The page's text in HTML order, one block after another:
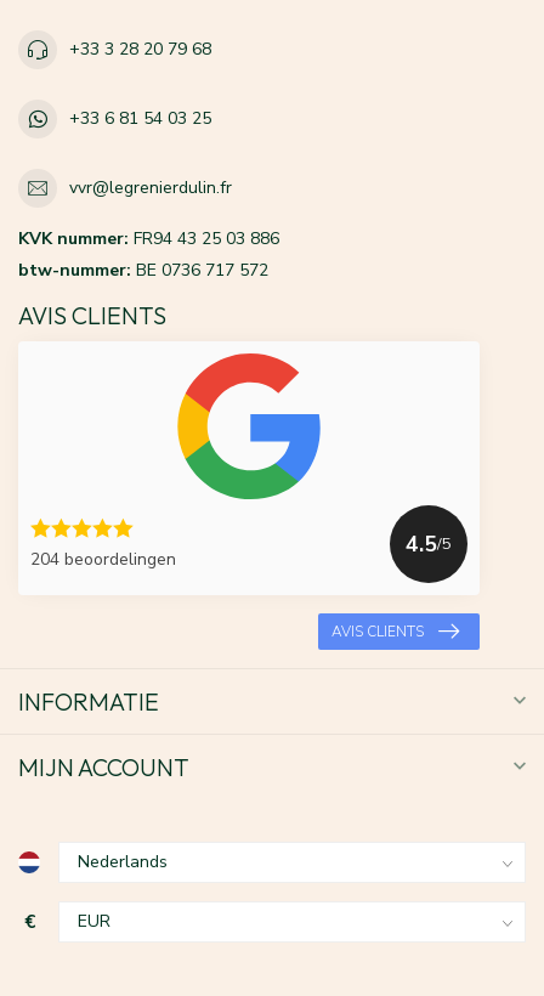
+33 3 28 20 79 68
+33 6 81 54 03 25
vvr@legrenierdulin.fr
KVK nummer: FR94 43 25 03 886
btw-nummer: BE 0736 717 572
AVIS CLIENTS
204 beoordelingen
4.5/5
AVIS CLIENTS
INFORMATIE
MIJN ACCOUNT
€